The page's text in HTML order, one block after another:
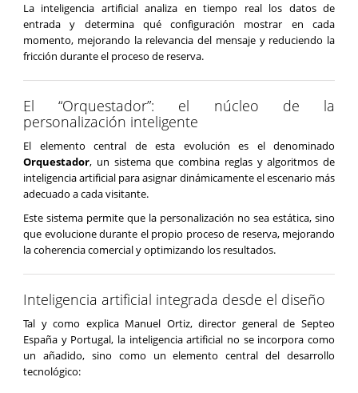
La inteligencia artificial analiza en tiempo real los datos de
entrada y determina qué configuración mostrar en cada
momento, mejorando la relevancia del mensaje y reduciendo la
fricción durante el proceso de reserva.
El “Orquestador”: el núcleo de la
personalización inteligente
El elemento central de esta evolución es el denominado
Orquestador, un sistema que combina reglas y algoritmos de
inteligencia artificial para asignar dinámicamente el escenario más
adecuado a cada visitante.
Este sistema permite que la personalización no sea estática, sino
que evolucione durante el propio proceso de reserva, mejorando
la coherencia comercial y optimizando los resultados.
Inteligencia artificial integrada desde el diseño
Tal y como explica Manuel Ortiz, director general de Septeo
España y Portugal, la inteligencia artificial no se incorpora como
un añadido, sino como un elemento central del desarrollo
tecnológico: